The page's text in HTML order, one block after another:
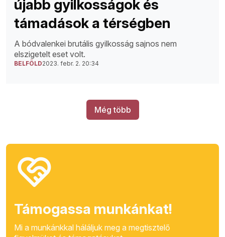
újabb gyilkosságok és
támadások a térségben
A bódvalenkei brutális gyilkosság sajnos nem
elszigetelt eset volt.
BELFÖLD2023. febr. 2. 20:34
Még több
Támogassa munkánkat!
Mi a munkánkkal háláljuk meg a megtisztelő